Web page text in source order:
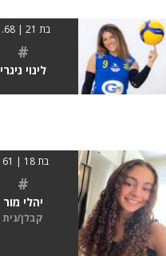
בת 21 | 1.68
#
לינוי ניגרי
בת 18 | 161
#
יהלי מור
קבלן/נית